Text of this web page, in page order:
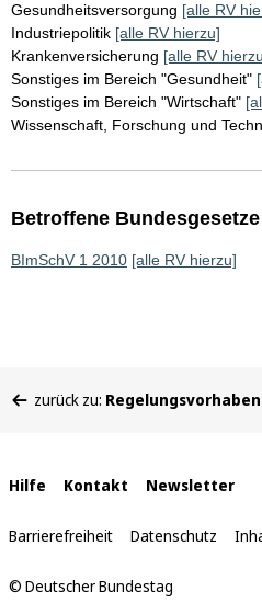
Gesundheitsversorgung [alle RV
Industriepolitik [alle RV hierzu]
Krankenversicherung [alle RV
Sonstiges im Bereich "Gesundheit"
Sonstiges im Bereich "Wirtschaft"
Wissenschaft, Forschung und
Betroffene Bundesgesetze
BImSchV 1 2010 [alle RV hierzu]
befinden
zurück zu: Regelungsvorhaben
Interne
Links
Hilfe Kontakt Newsletter
Barrierefreiheit Datenschutz
© Deutscher Bundestag